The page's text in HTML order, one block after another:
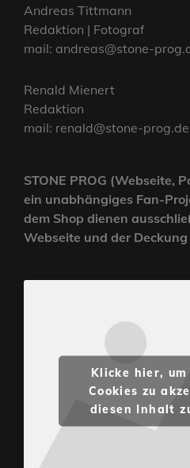
Andreas Tittmann
Redaktion | Fotograf
mail: andreas@stone-
Renald Mienert
Redaktion
mail: renald@stone-prog.de
STONE PROG (Webseite,
ein unabhängiges Fan-
dem Shop dienen
Webseite und der
Klicke hier,
Cookies zu
diesen Inhalt